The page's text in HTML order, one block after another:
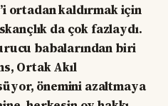
ortadan kaldırmak için
da çok fazlaydı.
babalarından biri
Ortak Akıl
önemini azaltmaya